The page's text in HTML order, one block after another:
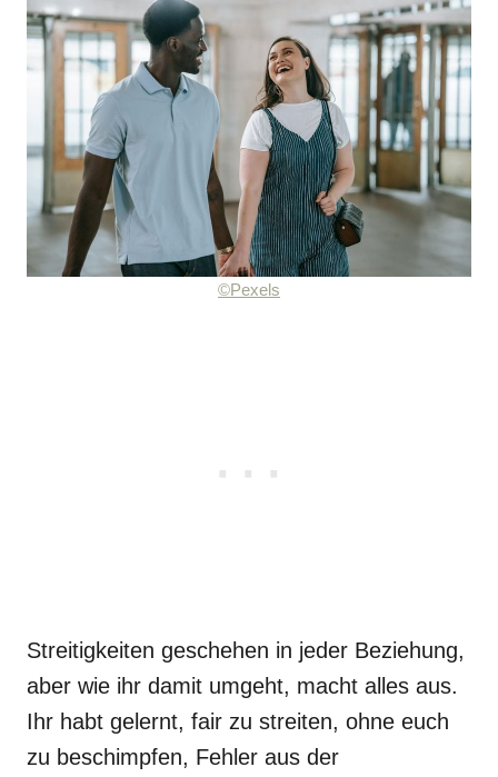
©Pexels
Streitigkeiten geschehen in jeder Beziehung,
aber wie ihr damit umgeht, macht alles aus.
Ihr habt gelernt, fair zu streiten, ohne euch
zu beschimpfen, Fehler aus der